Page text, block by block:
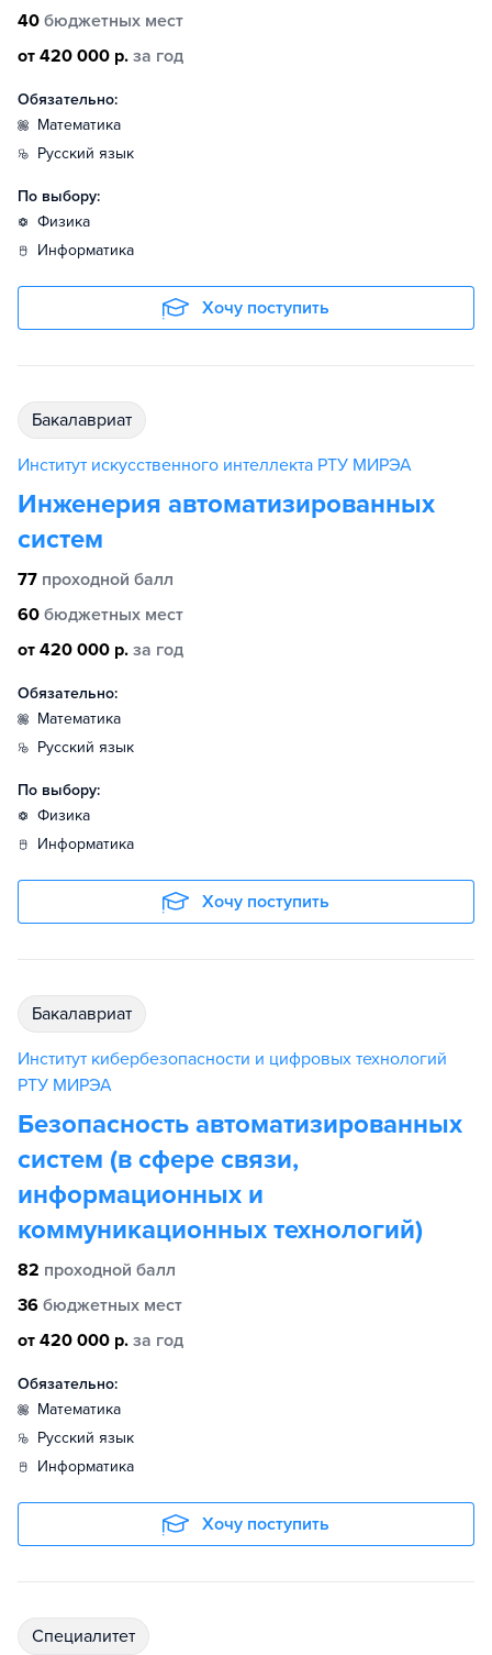
40 бюджетных мест
от 420 000 р. за год
Обязательно:
математика
русский язык
По выбору:
физика
информатика
Хочу поступить
бакалавриат
Институт искусственного интеллекта РТУ МИРЭА
Инженерия автоматизированных
систем
77 проходной балл
60 бюджетных мест
от 420 000 р. за год
Обязательно:
математика
русский язык
По выбору:
физика
информатика
Хочу поступить
бакалавриат
Институт кибербезопасности и цифровых технологий
РТУ МИРЭА
Безопасность автоматизированных
систем (в сфере связи,
информационных и
коммуникационных технологий)
82 проходной балл
36 бюджетных мест
от 420 000 р. за год
Обязательно:
математика
русский язык
информатика
Хочу поступить
специалитет